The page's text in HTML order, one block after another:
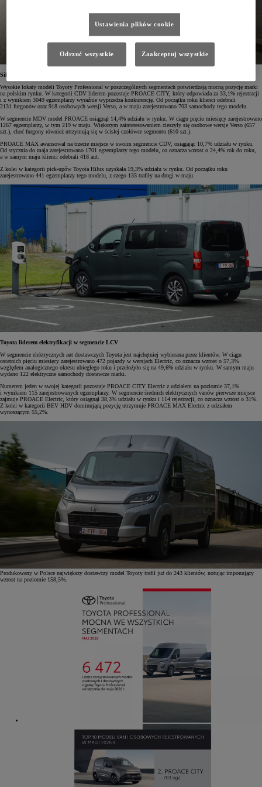
Silna pozycja Toyoty we wszystkich segmentach
Wysokie lokaty modeli Toyoty Professional w poszczególnych segmentach potwierdzają mocną pozycję marki
na polskim rynku. W kategorii CDV liderem pozostaje PROACE CITY, który odpowiada za 33,1% rejestracji
i z wynikiem 3049 egzemplarzy wyraźnie wyprzedza konkurencję. Od początku roku klienci odebrali
2131 furgonów oraz 918 osobowych wersji Verso, a w maju zarejestrowano 703 samochody tego modelu.
W segmencie MDV model PROACE osiągnął 14,4% udziału w rynku. W ciągu pięciu miesięcy zarejestrowano
1267 egzemplarzy, w tym 219 w maju. Większym zainteresowaniem cieszyły się osobowe wersje Verso (657
szt.), choć furgony również utrzymują się w ścisłej czołówce segmentu (610 szt.).
PROACE MAX awansował na trzecie miejsce w swoim segmencie CDV, osiągając 10,7% udziału w rynku.
Od stycznia do maja zarejestrowano 1701 egzemplarzy tego modelu, co oznacza wzrost o 24,4% rok do roku,
a w samym maju klienci odebrali 418 aut.
Z kolei w kategorii pick-upów Toyota Hilux uzyskała 19,3% udziału w rynku. Od początku roku
zarejestrowano 441 egzemplarzy tego modelu, z czego 133 trafiły na drogi w maju.
Toyota liderem elektryfikacji w segmencie LCV
W segmencie elektrycznych aut dostawczych Toyota jest najchętniej wybierana przez klientów. W ciągu
ostatnich pięciu miesięcy zarejestrowano 472 pojazdy w wersjach Electric, co oznacza wzrost o 57,3%
względem analogicznego okresu ubiegłego roku i przełożyło się na 49,6% udziału w rynku. W samym maju
wydano 122 elektryczne samochody dostawcze marki.
Numerem jeden w swojej kategorii pozostaje PROACE CITY Electric z udziałem na poziomie 37,1%
i wynikiem 115 zarejestrowanych egzemplarzy. W segmencie średnich elektrycznych vanów pierwsze miejsce
zajmuje PROACE Electric, który osiągnął 38,3% udziału w rynku i 114 rejestracji, co oznacza wzrost o 31%.
Z kolei w kategorii BEV HDV dominującą pozycję utrzymuje PROACE MAX Electric z udziałem
wynoszącym 55,2%.
Produkowany w Polsce największy dostawczy model Toyoty trafił już do 243 klientów, notując imponujący
wzrost na poziomie 158,5%.
Ustawienia plików cookie
Odrzuć wszystkie Zaakceptuj wszystkie